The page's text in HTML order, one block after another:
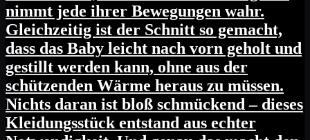
nimmt jede ihrer Bewegungen wahr.
Gleichzeitig ist der Schnitt so gemacht,
dass das Baby leicht nach vorn geholt und
gestillt werden kann, ohne aus der
schützenden Wärme heraus zu müssen.
Nichts daran ist bloß schmückend – dieses
Kleidungsstück entstand aus echter